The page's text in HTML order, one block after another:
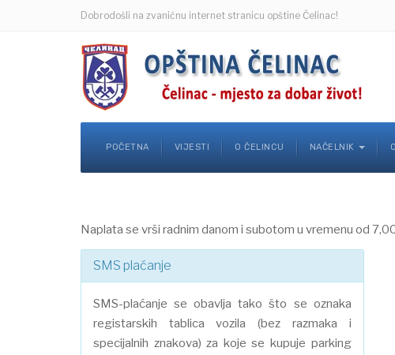
Dobrodošli na zvaničnu internet stranicu opštine Čelinac!
POČETNA VIJESTI O ČELINCU NAČELNIK
Naplata se vrši radnim danom i subotom u vremenu od
SMS plaćanje
SMS-plaćanje se obavlja tako što se oznaka
registarskih tablica vozila (bez razmaka i
specijalnih znakova) za koje se kupuje parking